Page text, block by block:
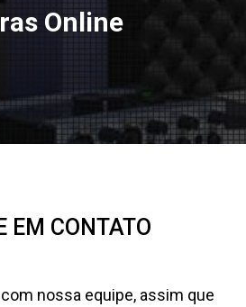
Online
EM CONTATO
nossa equipe, assim que